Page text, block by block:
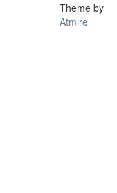
Theme by
Atmire